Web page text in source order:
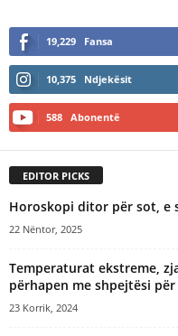
19,229 Fansa
10,375 Ndjekësit
588 Abonentë
EDITOR PICKS
Horoskopi ditor për sot, e
22 Nëntor, 2025
Temperaturat ekstreme,
përhapen me shpejtësi
23 Korrik, 2024